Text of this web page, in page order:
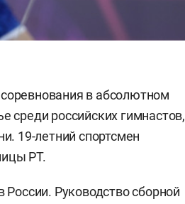
в абсолютном
среди российских гимнастов,
19-летний спортсмен
РТ.
Руководство сборной